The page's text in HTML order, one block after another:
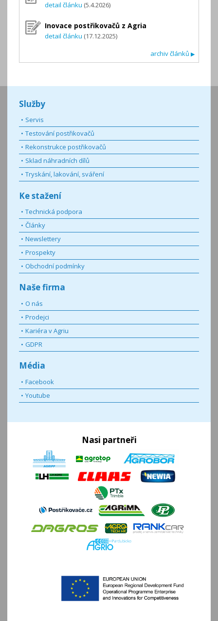
detail článku (5.4.2026)
Inovace postřikovačů z Agria
detail článku (17.12.2025)
archiv článků ▶
Služby
Servis
Testování postřikovačů
Rekonstrukce postřikovačů
Sklad náhradních dílů
Tryskání, lakování, sváření
Ke stažení
Technická podpora
Články
Newslettery
Prospekty
Obchodní podmínky
Naše firma
O nás
Prodejci
Kariéra v Agriu
GDPR
Média
Facebook
Youtube
Nasi partneři